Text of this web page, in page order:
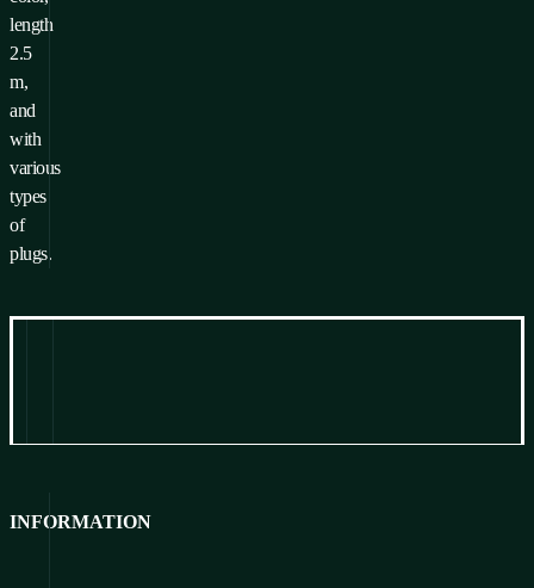
length
2.5
m,
and
with
various
types
of
plugs.
INFORMATION